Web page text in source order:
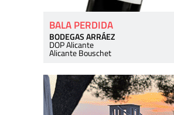
BALA PERDIDA
BODEGAS ARRÁEZ
DOP Alicante
Alicante Bouschet